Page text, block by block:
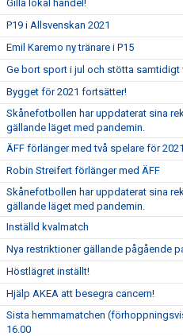
Gilla lokal handel!
P19 i Allsvenskan 2021
Emil Karemo ny tränare i P15
Ge bort sport i jul och stötta samtidigt
Bygget för 2021 fortsätter!
Skånefotbollen har uppdaterat sina
gällande läget med pandemin.
ÄFF förlänger med två spelare för
Robin Streifert förlänger med ÄFF
Skånefotbollen har uppdaterat sina
gällande läget med pandemin.
Inställd kvalmatch
Nya restriktioner gällande pågående
Höstlägret inställt!
Hjälp AKEA att besegra cancern!
Sista hemmamatchen
16.00